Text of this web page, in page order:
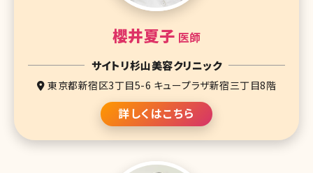
櫻井夏子 医師
サイトリ杉山美容クリニック
東京都新宿区3丁目5-6 キュープラザ新宿三丁目8階
詳しくはこちら